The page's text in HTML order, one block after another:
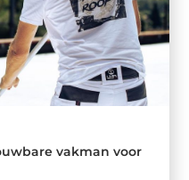
vakman voor